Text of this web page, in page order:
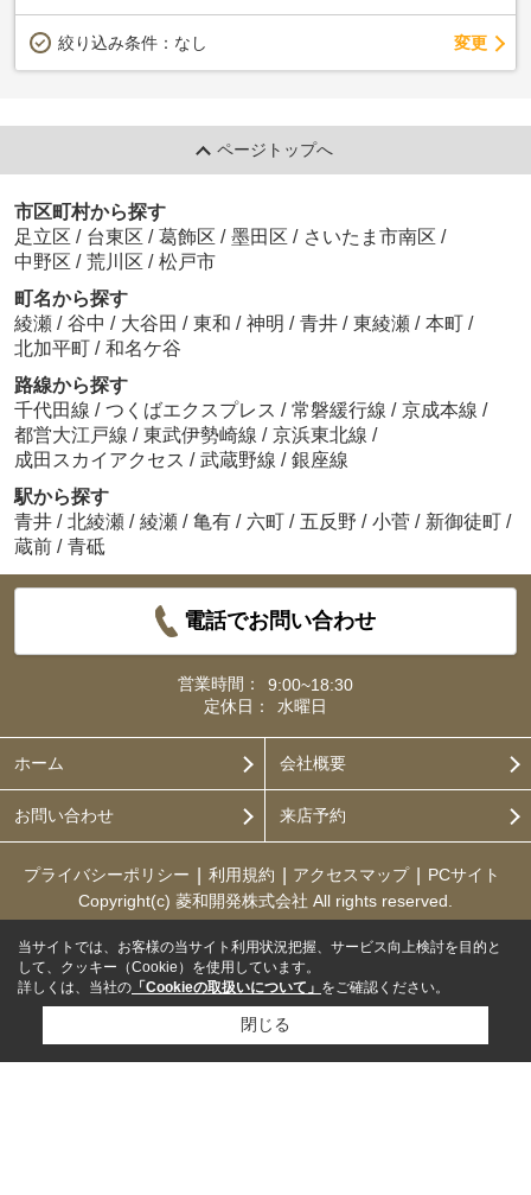
絞り込み条件： なし 変更
ページトップへ
市区町村から探す
足立区 / 台東区 / 葛飾区 / 墨田区 / さいたま市南区 /
中野区 / 荒川区 / 松戸市
町名から探す
綾瀬 / 谷中 / 大谷田 / 東和 / 神明 / 青井 / 東綾瀬 / 本町 /
北加平町 / 和名ケ谷
路線から探す
千代田線 / つくばエクスプレス / 常磐緩行線 / 京成本線 /
都営大江戸線 / 東武伊勢崎線 / 京浜東北線 /
成田スカイアクセス / 武蔵野線 / 銀座線
駅から探す
青井 / 北綾瀬 / 綾瀬 / 亀有 / 六町 / 五反野 / 小菅 / 新御徒町 /
蔵前 / 青砥
電話でお問い合わせ
営業時間：
9:00~18:30
定休日：
水曜日
ホーム 会社概要
お問い合わせ 来店予約
プライバシーポリシー 利用規約 アクセスマップ
PCサイト
Copyright(c) 菱和開発株式会社 All rights reserved.
当サイトでは、お客様の当サイト利用状況把握、サービス向上検討を目的と
して、クッキー（Cookie）を使用しています。
詳しくは、当社の 「Cookieの取扱いについて」 をご確認ください。
閉じる